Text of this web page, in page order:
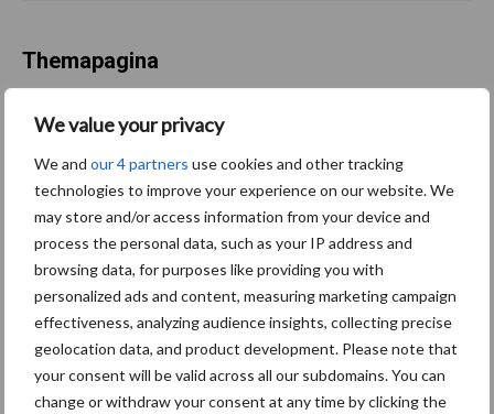
We value your privacy
We and our 4 partners use cookies and other tracking
technologies to improve your experience on our website. We
may store and/or access information from your device and
process the personal data, such as your IP address and
browsing data, for purposes like providing you with
personalized ads and content, measuring marketing campaign
effectiveness, analyzing audience insights, collecting precise
geolocation data, and product development. Please note that
your consent will be valid across all our subdomains. You can
change or withdraw your consent at any time by clicking the
Themapagina
Diergezondheid Fokkerij
Afrikaanse
varkenspest
Brachyspira
Toon meer